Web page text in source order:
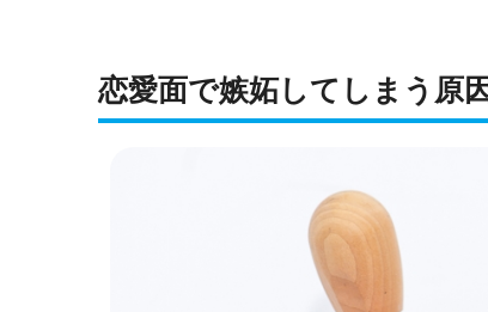
恋愛面で嫉妬してしまう原因